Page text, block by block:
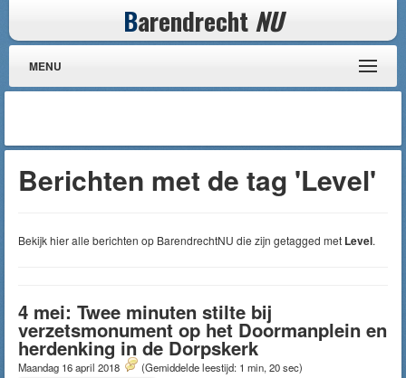
Barendrecht NU
MENU
Berichten met de tag 'Level'
Bekijk hier alle berichten op BarendrechtNU die zijn getagged met Level.
4 mei: Twee minuten stilte bij
verzetsmonument op het Doormanplein en
herdenking in de Dorpskerk
Maandag 16 april 2018 (Gemiddelde leestijd: 1 min, 20 sec)